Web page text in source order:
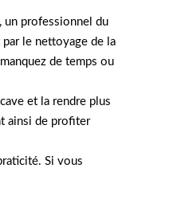
un professionnel du
le nettoyage de la
de temps ou
et la rendre plus
ainsi de profiter
Si vous